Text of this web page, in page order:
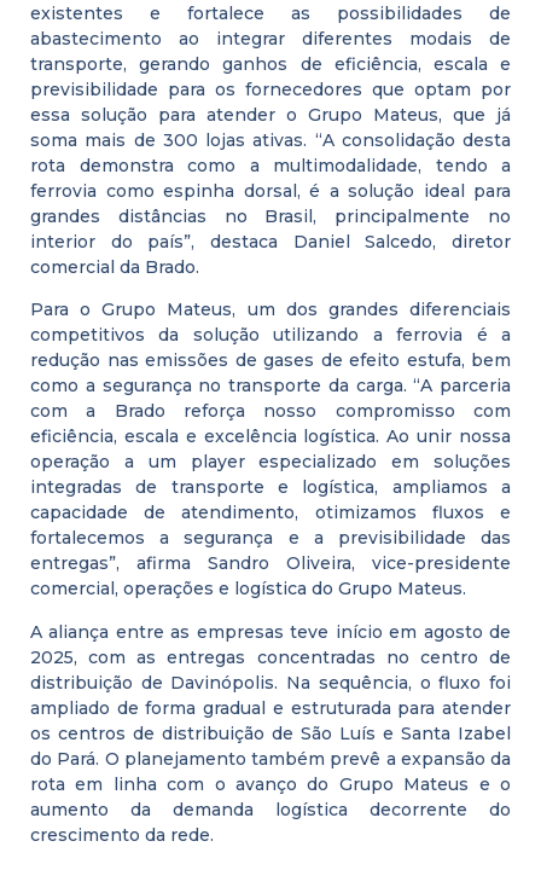
existentes e fortalece as possibilidades de
abastecimento ao integrar diferentes modais de
transporte, gerando ganhos de eficiência, escala e
previsibilidade para os fornecedores que optam por
essa solução para atender o Grupo Mateus, que já
soma mais de 300 lojas ativas. “A consolidação desta
rota demonstra como a multimodalidade, tendo a
ferrovia como espinha dorsal, é a solução ideal para
grandes distâncias no Brasil, principalmente no
interior do país”, destaca Daniel Salcedo, diretor
comercial da Brado.
Para o Grupo Mateus, um dos grandes diferenciais
competitivos da solução utilizando a ferrovia é a
redução nas emissões de gases de efeito estufa, bem
como a segurança no transporte da carga. “A parceria
com a Brado reforça nosso compromisso com
eficiência, escala e excelência logística. Ao unir nossa
operação a um player especializado em soluções
integradas de transporte e logística, ampliamos a
capacidade de atendimento, otimizamos fluxos e
fortalecemos a segurança e a previsibilidade das
entregas”, afirma Sandro Oliveira, vice-presidente
comercial, operações e logística do Grupo Mateus.
A aliança entre as empresas teve início em agosto de
2025, com as entregas concentradas no centro de
distribuição de Davinópolis. Na sequência, o fluxo foi
ampliado de forma gradual e estruturada para atender
os centros de distribuição de São Luís e Santa Izabel
do Pará. O planejamento também prevê a expansão da
rota em linha com o avanço do Grupo Mateus e o
aumento da demanda logística decorrente do
crescimento da rede.